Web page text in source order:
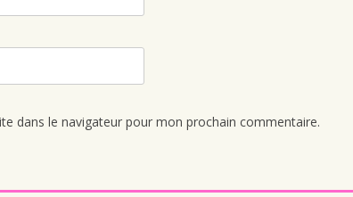
dans le navigateur pour mon prochain commentaire.